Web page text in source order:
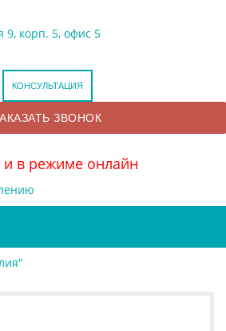
9, корп. 5, офис 5
КОНСУЛЬТАЦИЯ
ЗВОНОК
и в режиме онлайн